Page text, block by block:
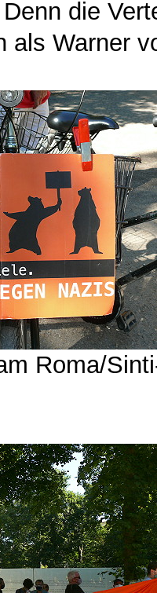
die
als Warner
Roma/